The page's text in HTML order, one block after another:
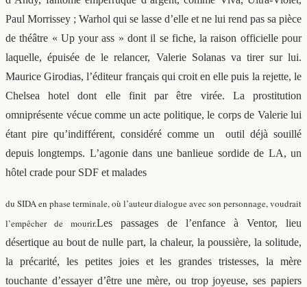
Paul Morrissey ; Warhol qui se lasse d’elle et ne lui rend pas sa pièce
de théâtre « Up your ass » dont il se fiche, la raison officielle pour
laquelle, épuisée de le relancer, Valerie Solanas va tirer sur lui.
Maurice Girodias, l’éditeur français qui croit en elle puis la rejette, le
Chelsea hotel dont elle finit par être virée. La prostitution
omniprésente vécue comme un acte politique, le corps de Valerie lui
étant pire qu’indifférent, considéré comme un outil déjà souillé
depuis longtemps. L’agonie dans une banlieue sordide de LA, un
hôtel crade pour SDF et malades
du SIDAen phase terminale, où l’auteur dialogue avec son personnage, voudrait
l’empêcher de mourir.Les passages de l’enfance à Ventor, lieu
désertique au bout de nulle part, la chaleur, la poussière, la solitude,
la précarité, les petites joies et les grandes tristesses, la mère
touchante d’essayer d’être une mère, ou trop joyeuse, ses papiers